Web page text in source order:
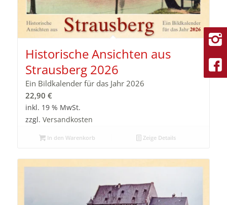
Historische Ansichten aus
Strausberg 2026
Ein Bildkalender für das Jahr 2026
22,90 €
inkl. 19 % MwSt.
zzgl. Versandkosten
In den Warenkorb Zeige Details